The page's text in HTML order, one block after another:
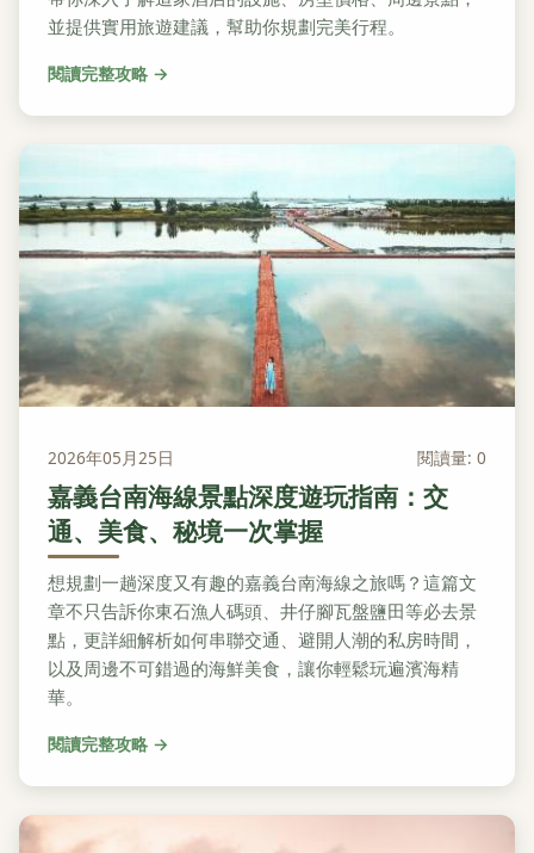
並提供實用旅遊建議，幫助你規劃完美行程。
閱讀完整攻略 →
2026年05月25日 閱讀量: 0
嘉義台南海線景點深度遊玩指南：交
通、美食、秘境一次掌握
想規劃一趟深度又有趣的嘉義台南海線之旅嗎？這篇文
章不只告訴你東石漁人碼頭、井仔腳瓦盤鹽田等必去景
點，更詳細解析如何串聯交通、避開人潮的私房時間，
以及周邊不可錯過的海鮮美食，讓你輕鬆玩遍濱海精
華。
閱讀完整攻略 →